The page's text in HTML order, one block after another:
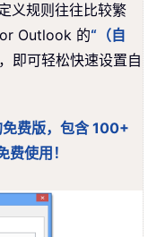
义规则往往比较繁
Outlook 的“（自
即可轻松快速设置自
费版，包含 100+
使用！